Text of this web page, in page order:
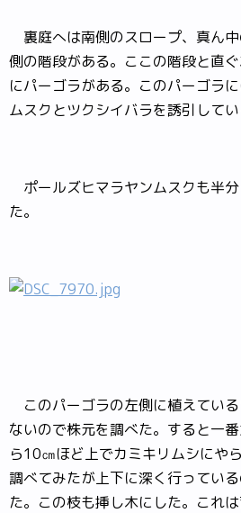
裏庭へは南側のスロープ、真ん
側の階段がある。ここの階段と直
にパーゴラがある。このパーゴラ
ムスクとツクシイバラを誘引してい
ポールズヒマラヤンムスクも半
た。
このパーゴラの左側に植えてい
ないので株元を調べた。すると一
ら10㎝ほど上でカミキリムシにや
調べてみたが上下に深く行ってい
た。この枝も挿し木にした。これ